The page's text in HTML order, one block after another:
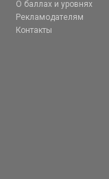
О баллах и уровнях
Рекламодателям
Контакты